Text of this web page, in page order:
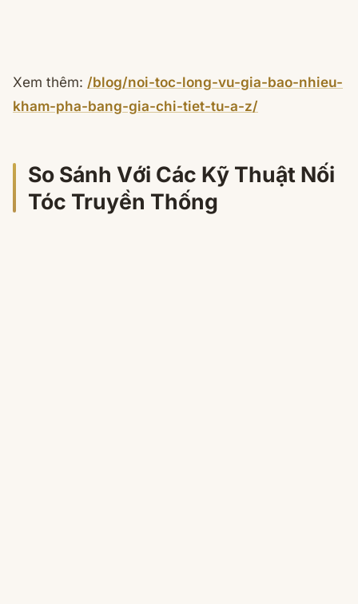
Xem thêm: /blog/noi-toc-long-vu-gia-bao-nhieu-
kham-pha-bang-gia-chi-tiet-tu-a-z/
So Sánh Với Các Kỹ Thuật Nối
Tóc Truyền Thống